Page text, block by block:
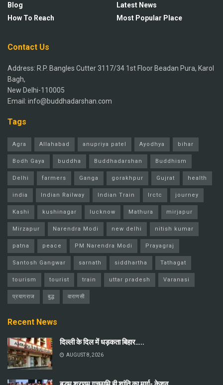
Blog
How To Reach
Latest News
Most Popular Place
Contact Us
Address: R.P. Bangles Cutter 3117/34 1st Floor Beadan Pura, Karol
Bagh,
New Delhi-110005
Email: info@buddhadarshan.com
Tags
Agra Allahabad anupriya patel Ayodhya bihar
Bodh Gaya buddha Buddhadarshan Buddhism
Delhi farmers Ganga gorakhpur Gujrat health
india Indian Railway Indian Train Irctc journey
Kashi kushinagar lucknow Mathura mirjapur
Mirzapur Narendra Modi new delhi nitish kumar
patna peace PM Narendra Modi Prayagraj
Santosh Gangwar sarnath siddhartha Tathagat
tourism tourist train uttar pradesh Varanasi
प्रयागराज बुद्ध वाराणसी
Recent News
दिल्ली के दिल में धड़कता बिहार…..
AUGUST 8, 2026